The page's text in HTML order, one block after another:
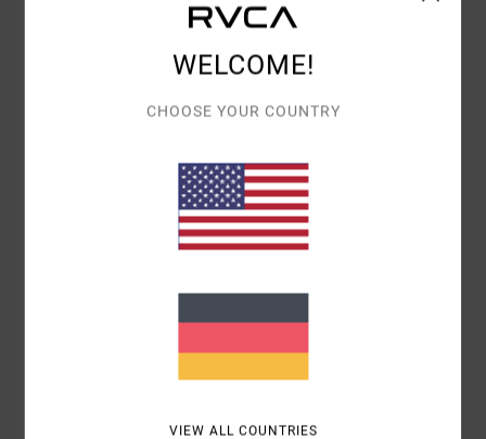
Details & Funktionen
Männer Blau T-Shirt
EVYZT00346 Farbcode slk0
Bio-Baumwolle [200 g/m2]
Rippstrick am Kragen
Zusammensetzung[Hauptstoff] 100 % Bio-Baumwolle
WELCOME!
CHOOSE YOUR COUNTRY
VIEW ALL COUNTRIES